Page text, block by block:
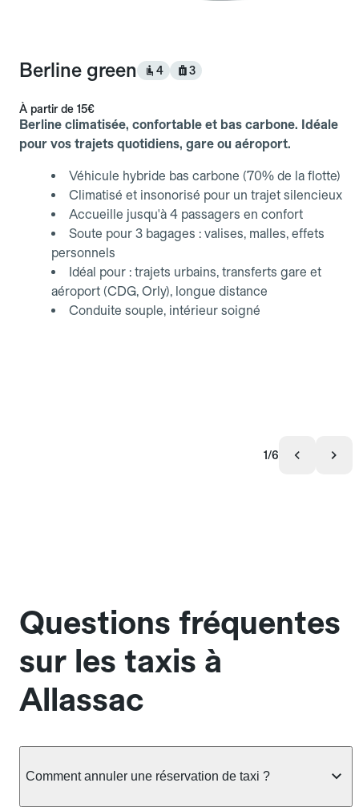
Berline green 4 3
À partir de 15€
Berline climatisée, confortable et bas carbone. Idéale
pour vos trajets quotidiens, gare ou aéroport.
Véhicule hybride bas carbone (70% de la flotte)
Climatisé et insonorisé pour un trajet silencieux
Accueille jusqu'à 4 passagers en confort
Soute pour 3 bagages : valises, malles, effets
personnels
Idéal pour : trajets urbains, transferts gare et
aéroport (CDG, Orly), longue distance
Conduite souple, intérieur soigné
1/6
Questions fréquentes
sur les taxis à
Allassac
Comment annuler une réservation de taxi ?